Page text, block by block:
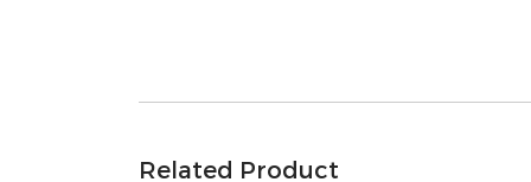
Related Product